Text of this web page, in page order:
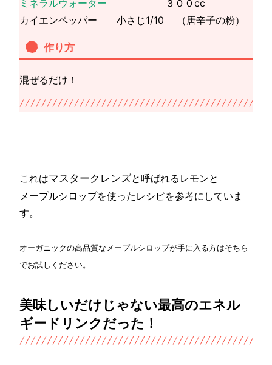
ミネラルウォーター ３００cc
カイエンペッパー 小さじ1/10 （唐辛子の粉）
作り方
混ぜるだけ！
これはマスタークレンズと呼ばれるレモンと
メープルシロップを使ったレシピを参考にしていま
す。
オーガニックの高品質なメープルシロップが手に入る方はそちら
でお試しください。
美味しいだけじゃない最高のエネル
ギードリンクだった！